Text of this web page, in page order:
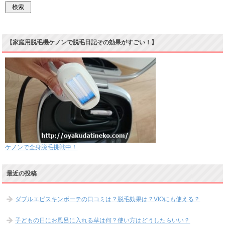
【家庭用脱毛機ケノンで脱毛日記その効果がすごい！】
ケノンで全身脱毛挑戦中！
最近の投稿
ダブルエピスキンボーテの口コミは？脱毛効果は？VIOにも使える？
子どもの日にお風呂に入れる草は何？使い方はどうしたらいい？